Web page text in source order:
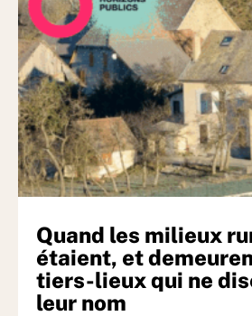
Quand les milieux
étaient, et
tiers-lieux qui ne
leur nom